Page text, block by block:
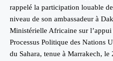
rappelé la participation louable
niveau de son ambassadeur à
Ministérielle Africaine sur
Processus Politique des Nations
du Sahara, tenue à Marrakech, le